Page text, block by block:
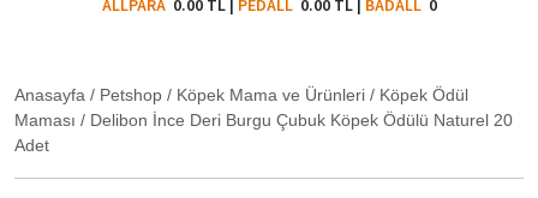
ALLPARA 0.00 TL| PEDALL 0.00 TL| BADALL0
Anasayfa / Petshop / Köpek Mama ve Ürünleri / Köpek Ödül
Maması / Delibon İnce Deri Burgu Çubuk Köpek Ödülü Naturel 20
Adet